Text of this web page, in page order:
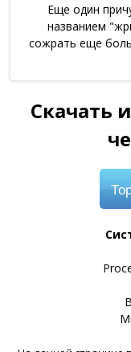
Еще один
названием
сожрать еще
Скачать